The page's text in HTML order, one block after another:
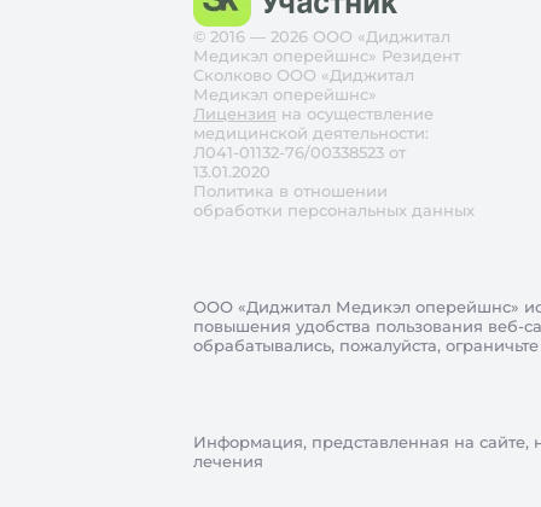
© 2016 — 2026 ООО «Диджитал
Медикэл оперейшнс» Резидент
Сколково ООО «Диджитал
Медикэл оперейшнс»
Лицензия на осуществление
медицинской деятельности:
Л041-01132-76/00338523 от
13.01.2020
Политика в отношении
обработки персональных данных
ООО «Диджитал Медикэл оперейшнс»
повышения удобства пользования веб-
обрабатывались, пожалуйста,
Информация, представленная на сайте,
лечения